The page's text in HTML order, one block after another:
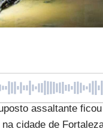
assaltante
cidade de